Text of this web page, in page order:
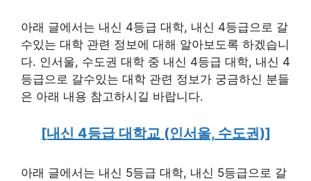
아래 글에서는 내신 4등급 대학, 내신 4등급으로 갈
수있는 대학 관련 정보에 대해 알아보도록 하겠습니
다. 인서울, 수도권 대학 중 내신 4등급 대학, 내신 4
등급으로 갈수있는 대학 관련 정보가 궁금하신 분들
은 아래 내용 참고하시길 바랍니다.
[내신 4등급 대학교 (인서울, 수도권)]
아래 글에서는 내신 5등급 대학, 내신 5등급으로 갈